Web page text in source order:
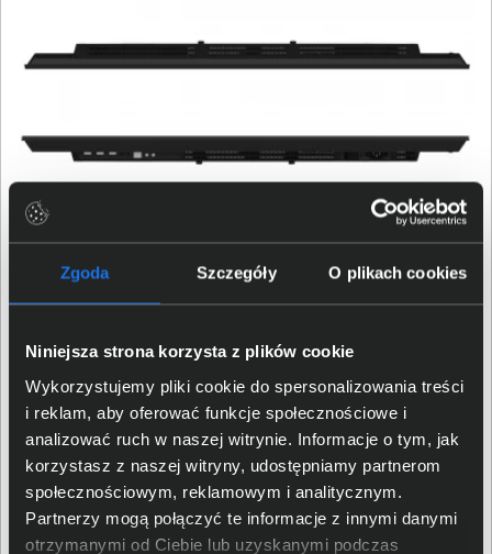
Zgoda Szczegóły O plikach cookies
Niniejsza strona korzysta z plików cookie
Wykorzystujemy pliki cookie do spersonalizowania treści
i reklam, aby oferować funkcje społecznościowe i
analizować ruch w naszej witrynie. Informacje o tym, jak
korzystasz z naszej witryny, udostępniamy partnerom
społecznościowym, reklamowym i analitycznym.
Partnerzy mogą połączyć te informacje z innymi danymi
otrzymanymi od Ciebie lub uzyskanymi podczas
Trzyletnia gwarancja i
Monitor iiyama ProLite LH5541UHS-B2 posiada 36-
miesięczną gwarancję, która obejmuje zarówno osoby
prywatne, jak i firmy. Dzięki systemowi "door to door",
wszelkie problemy są rozwiązywane szybko i
bezproblemowo. Monitor jest pakowany w specjalnie
zaprojektowane kartony z bezpiecznymi
wypełniaczami, które chronią go podczas transportu.